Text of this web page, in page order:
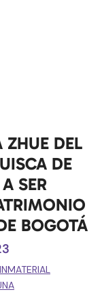
ZHUE DEL
DE
SER
BOGOTÁ